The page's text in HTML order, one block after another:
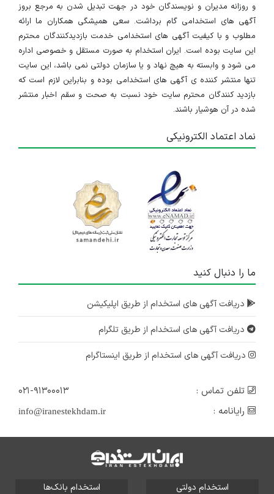
و روزانه مدیران و نویسندگان خود در جهت تبدیل شدن به مرجع بروز
آگهی های استخدامی گام برداشت. سعی همیشگی همکاران ما ارائه
مطلوب و با کیفیت آگهی های استخدامی خدمت بازدیدکنندگان محترم
این سایت بوده است. ایران استخدام به صورت مستقل و خصوصی اداره
می شود و وابسته به هیچ نهاد و یا سازمان دولتی نمی باشد، این سایت
تنها منتشر کننده ی آگهی های استخدامی بوده و بنابراین لازم است که
بازدید کنندگان محترم سایت خود نسبت به صحت و سقم اخبار منتشر
شده در آن هوشیار باشند.
نماد اعتماد الکترونیکی
ما را دنبال کنید
دریافت آگهی های استخدام از طریق اپلیکیشن
دریافت آگهی های استخدام از طریق تلگرام
دریافت آگهی های استخدام از طریق اینستاگرام
تلفن تماس :
۰۲۱-۹۱۳۰۰۰۱۳
رایانامه :
info@iranestekhdam.ir
استخدام دولتی استخدام بانک‌ها